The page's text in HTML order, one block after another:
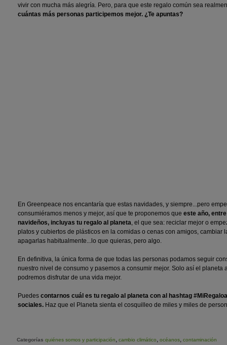
vivir con mucha más alegría. Pero, para que este regalo común sea
cuántas más personas participemos mejor. ¿Te apuntas?
En Greenpeace nos encantaría que estas navidades, y siempre...pero
consumiéramos menos y mejor, así que te proponemos que este año,
navideños, incluyas tu regalo al planeta, el que sea: reciclar mejor o
platos y cubiertos de plásticos en la comidas o cenas con amigos, cambiar
apagarlas habitualmente...lo que quieras, pero algo.
En definitiva, la única forma de que todas las personas podamos seguir
nuestro nivel de consumo y pasemos a consumir mejor. Solo así el planeta
podremos disfrutar de una vida mejor.
Puedes contarnos cuál es tu regalo al planeta con al hashtag
sociales. Haz que el Planeta sienta el cosquilleo de miles y miles de
Categorías quiénes somos y participación, cambio climático, océanos, contaminación